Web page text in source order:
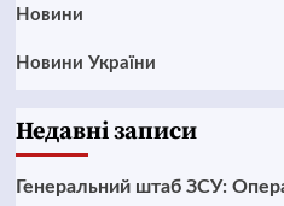
Новини
Новини України
Недавні записи
Генеральний штаб ЗСУ: